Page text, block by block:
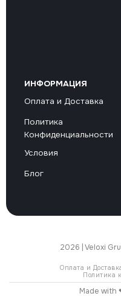
ИНФОРМАЦИЯ
Оплата и Доставка
Политика
Конфиденциальности
Условия
Блог
2026 | Veloxi
Оплата и
Политика
Made with